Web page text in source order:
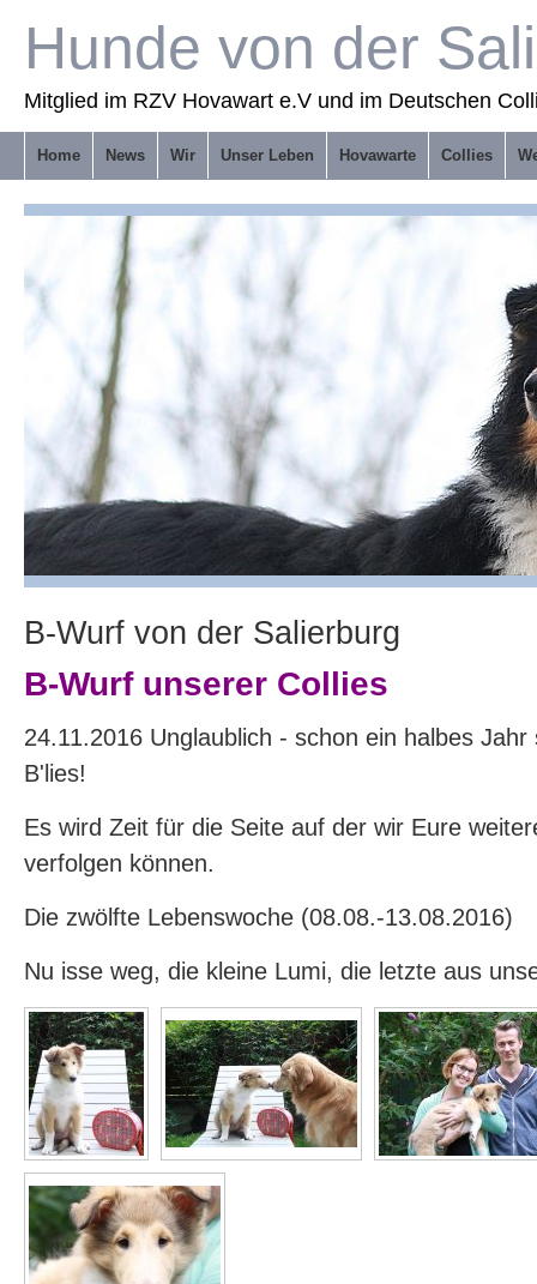
Hunde von der
Mitglied im RZV Hovawart e.V und im Deutschen
Home News Wir Unser Leben Hovawarte Collies
B-Wurf von der Salierburg
B-Wurf unserer Collies
24.11.2016 Unglaublich - schon ein halbes
B'lies!
Es wird Zeit für die Seite auf der wir Eure
verfolgen können.
Die zwölfte Lebenswoche (08.08.-13.08.2016)
Nu isse weg, die kleine Lumi, die letzte aus